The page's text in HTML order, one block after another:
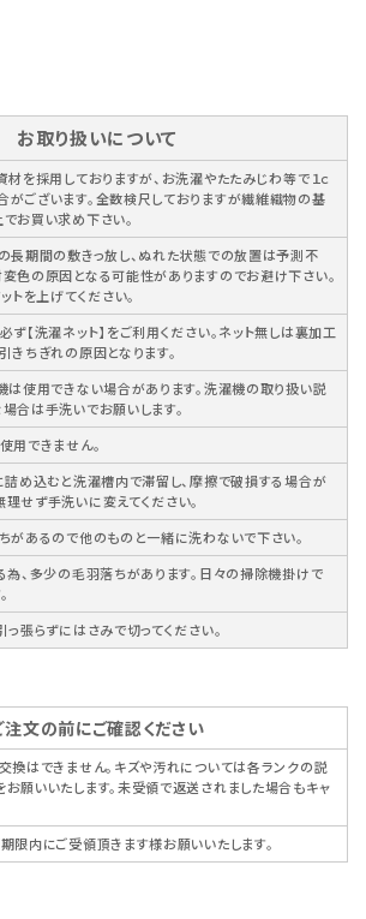
お取り扱いについて
を採用しておりますが、お洗濯やたたみじわ等で１ｃ
ございます。全数検尺しておりますが繊維織物の基
お買い求め下さい。
期間の敷きっ放し、ぬれた状態での放置は予測不
色の原因となる可能性がありますのでお避け下さい。
を上げてください。
【洗濯ネット】をご利用ください。ネット無しは裏加工
きちぎれの原因となります。
使用できない場合があります。洗濯機の取り扱い説
合は手洗いでお願いします。
できません。
め込むと洗濯槽内で滞留し、摩擦で破損する場合が
せず手洗いに変えてください。
あるので他のものと一緒に洗わないで下さい。
、多少の毛羽落ちがあります。日々の掃除機掛けで
張らずにはさみで切ってください。
注文の前にご確認ください
はできません。キズや汚れについては各ランクの説
願いいたします。未受領で返送されました場合もキャ
内にご受領頂きます様お願いいたします。